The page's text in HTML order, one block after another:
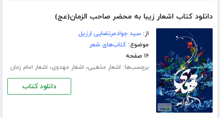
دانلود کتاب اشعار زیبا به محضر صاحب الزمان(عج)
از:سید جوادمرتضایی ارزیل
موضوع:کتاب‌های شعر
۱۶ صفحه
برچسب‌ها: اشعار مذهبی، اشعار مهدوی، اشعار امام زمان
دانلود کتاب